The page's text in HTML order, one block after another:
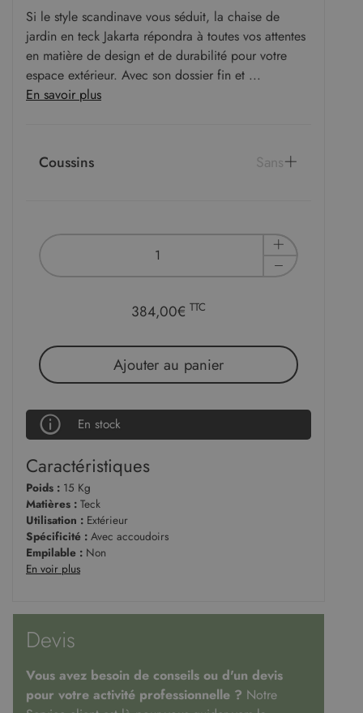
Si le style scandinave vous séduit, la chaise de
jardin en teck Jakarta répondra à toutes vos attentes
en matière de design et de durabilité pour votre
espace extérieur. Avec son dossier fin et ...
En savoir plus
Coussins Sans
384,00€ TTC
Ajouter au panier
En stock
Caractéristiques
Poids : 15 Kg
Matières : Teck
Utilisation : Extérieur
Spécificité : Avec accoudoirs
Empilable : Non
En voir plus
Devis
Vous avez besoin de conseils ou d'un devis
pour votre activité professionnelle ? Notre